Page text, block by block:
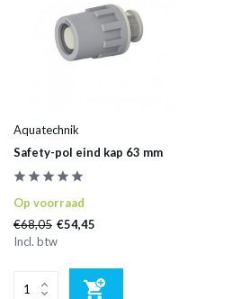
Aquatechnik
Safety-pol eind kap 63 mm
Op voorraad
€68,05 €54,45
Incl. btw